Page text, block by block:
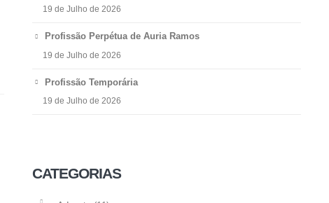
19 de Julho de 2026
Profissão Perpétua de Auria Ramos
19 de Julho de 2026
Profissão Temporária
19 de Julho de 2026
CATEGORIAS